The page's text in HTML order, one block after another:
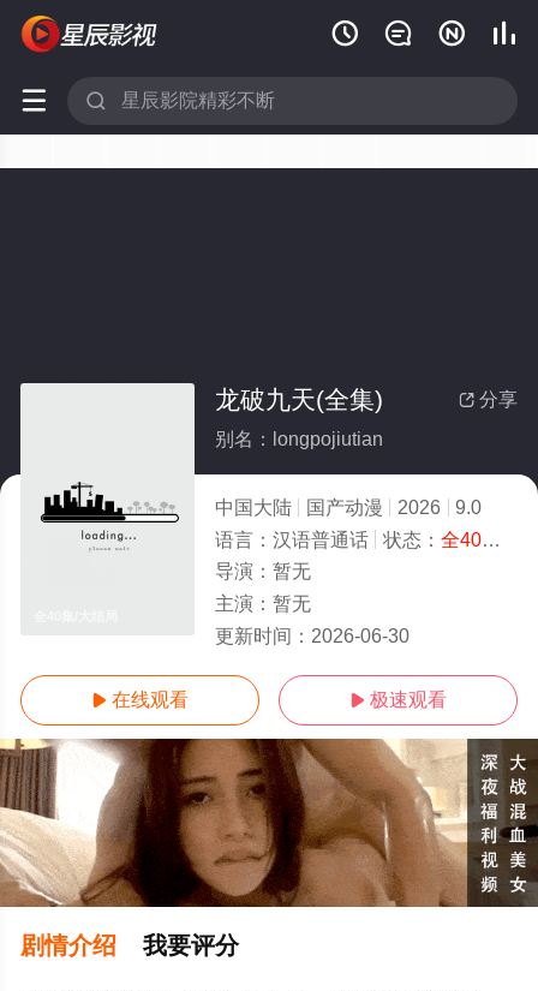
   
 
 分享
龙破九天(全集)
别名：longpojiutian
中国大陆 国产动漫 2026
9.0
语言： 汉语普通话 状态： 全40集
导演： 暂无
主演： 暂无
更新时间： 2026-06-30
 在线观看  极速观看
剧情介绍 我要评分